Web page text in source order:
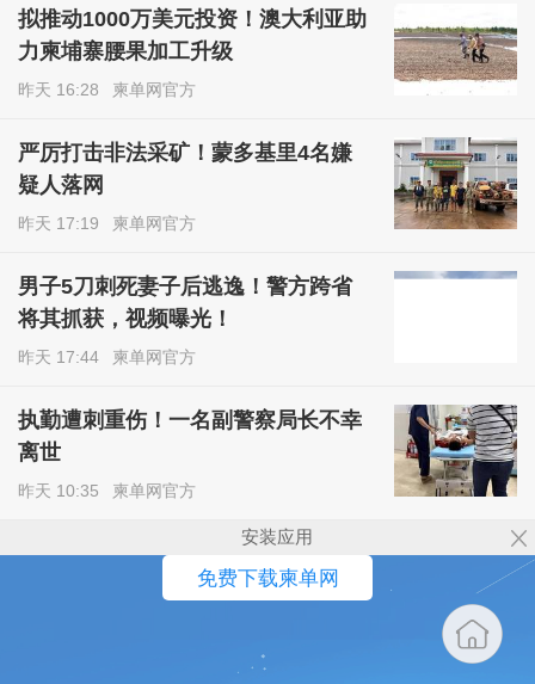
拟推动1000万美元投资！澳大利亚助
力柬埔寨腰果加工升级
昨天 16:28 柬单网官方
严厉打击非法采矿！蒙多基里4名嫌
疑人落网
昨天 17:19 柬单网官方
男子5刀刺死妻子后逃逸！警方跨省
将其抓获，视频曝光！
昨天 17:44 柬单网官方
执勤遭刺重伤！一名副警察局长不幸
离世
昨天 10:35 柬单网官方
安装应用
免费下载柬单网